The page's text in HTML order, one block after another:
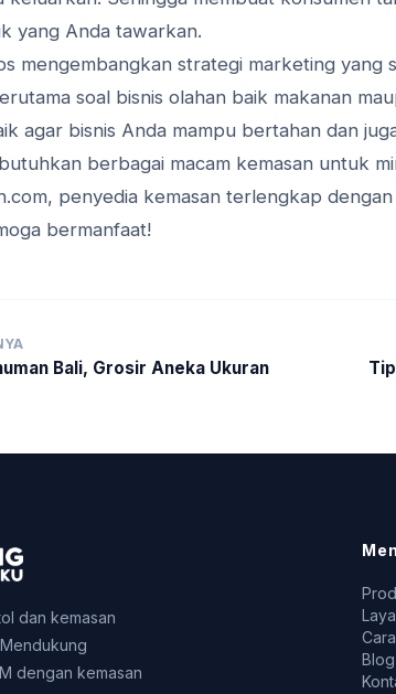
yang Anda tawarkan.
mengembangkan strategi marketing yang
soal bisnis olahan baik makanan
agar bisnis Anda mampu bertahan dan
berbagai macam kemasan untuk
penyedia kemasan terlengkap
bermanfaat!
Bali, Grosir Aneka Ukuran
dan kemasan
dengan kemasan
Blog